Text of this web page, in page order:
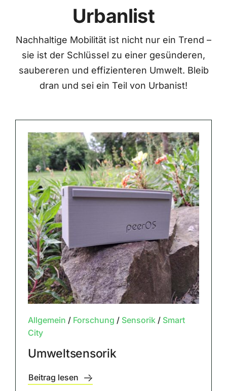
Urbanlist
Nachhaltige Mobilität ist nicht nur ein Trend –
sie ist der Schlüssel zu einer gesünderen,
saubereren und effizienteren Umwelt. Bleib
dran und sei ein Teil von Urbanist!
Allgemein / Forschung / Sensorik/ Smart
City
Umweltsensorik
Beitrag lesen